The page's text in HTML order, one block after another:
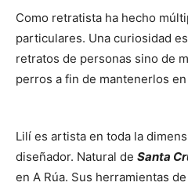
Como retratista ha hecho
particulares. Una curiosidad
retratos de personas sino de
perros a fin de mantenerlos
Lilí es artista en toda la
diseñador. Natural de Santa
en A Rúa. Sus herramientas